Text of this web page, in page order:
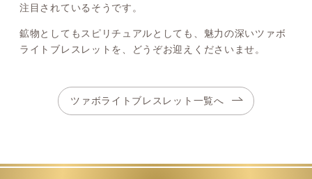
注目されているそうです。
鉱物としてもスピリチュアルとしても、魅力の深いツァボ
ライトブレスレットを、どうぞお迎えくださいませ。
ツァボライトブレスレット一覧へ